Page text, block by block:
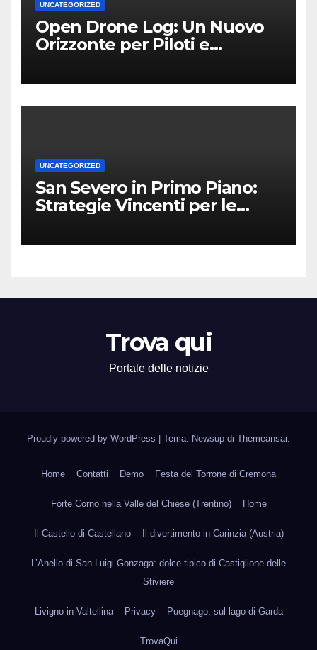
UNCATEGORIZED
Open Drone Log: Un Nuovo
Orizzonte per Piloti e
UNCATEGORIZED
San Severo in Primo Piano:
Strategie Vincenti per le
Territorio
Trova qui
Portale delle notizie
Proudly powered by WordPress Tema: Newsup di Themeansar.
Home Contatti Demo Festa del Torrone di Cremona
Forte Corno nella Valle del Chiese (Trentino) Home
Il Castello di Castellano Il divertimento in Carinzia (Austria)
L’Anello di San Luigi Gonzaga: dolce tipico di Castiglione delle
Stiviere
Livigno in Valtellina Privacy Puegnago, sul lago di Garda
TrovaQui